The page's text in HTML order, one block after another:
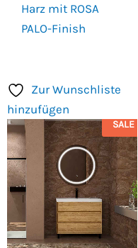
Harz mit ROSA
PALO-Finish
Zur Wunschliste
hinzufügen
SALE